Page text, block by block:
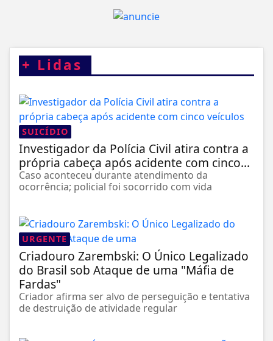
+ Lidas
SUICÍDIO
Investigador da Polícia Civil atira contra a
própria cabeça após acidente com cinco...
Caso aconteceu durante atendimento da
ocorrência; policial foi socorrido com vida
URGENTE
Criadouro Zarembski: O Único Legalizado
do Brasil sob Ataque de uma "Máfia de
Fardas"
Criador afirma ser alvo de perseguição e tentativa
de destruição de atividade regular